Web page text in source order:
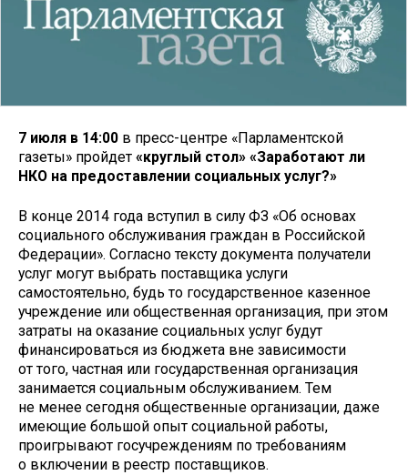
7 июля в 14:00 в пресс-центре «Парламентской
газеты» пройдет «круглый стол» «Заработают ли
НКО на предоставлении социальных услуг?»
В конце 2014 года вступил в силу ФЗ «Об основах
социального обслуживания граждан в Российской
Федерации». Согласно тексту документа получатели
услуг могут выбрать поставщика услуги
самостоятельно, будь то государственное казенное
учреждение или общественная организация, при этом
затраты на оказание социальных услуг будут
финансироваться из бюджета вне зависимости
от того, частная или государственная организация
занимается социальным обслуживанием. Тем
не менее сегодня общественные организации, даже
имеющие большой опыт социальной работы,
проигрывают госучреждениям по требованиям
о включении в реестр поставщиков.